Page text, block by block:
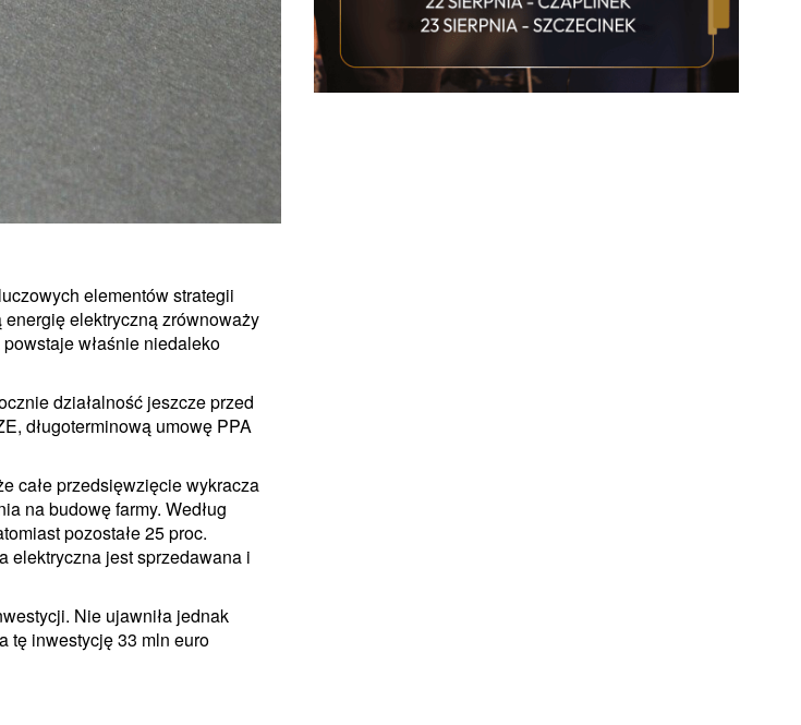
elementów strategii
energię elektryczną zrównoważy
właśnie niedaleko
działalność jeszcze przed
długoterminową umowę PPA
całe przedsięwzięcie wykracza
na budowę farmy. Według
pozostałe 25 proc.
elektryczna jest sprzedawana i
Nie ujawniła jednak
tę inwestycję 33 mln euro